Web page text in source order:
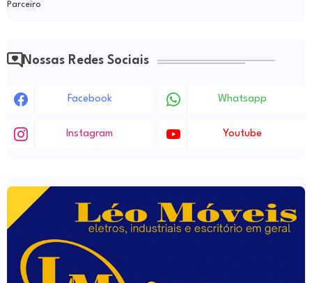
Parceiro
Nossas Redes Sociais
Facebook Whatsapp
Instagram Youtube